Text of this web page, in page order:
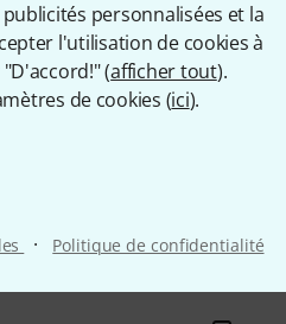
personnalisées et la
l'utilisation de cookies à
(afficher tout).
de cookies (ici).
· Politique de confidentialité